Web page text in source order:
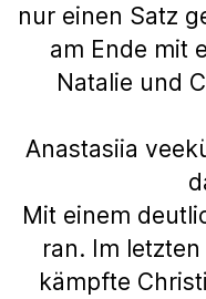
nur einen Satz
am Ende mit
Natalie und
Anastasiia
Mit einem
ran. Im
kämpfte